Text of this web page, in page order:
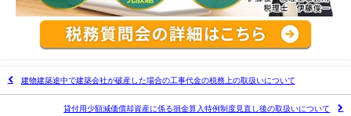
建物建築途中で建築会社が破産した場合の工事代金の税務上の取扱いについて
貸付用少額減価償却資産に係る損金算入特例制度見直し後の取扱いについて